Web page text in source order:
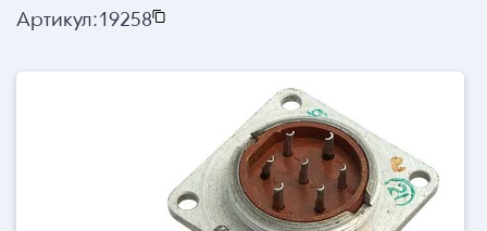
Артикул:19258